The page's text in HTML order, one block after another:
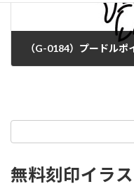
（G-0184）プードルポ
無料刻印イラ